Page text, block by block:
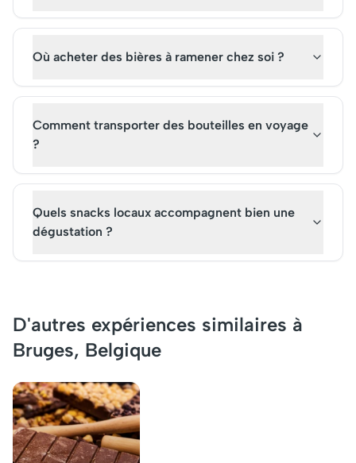
Où acheter des bières à ramener chez soi ?
Comment transporter des bouteilles en voyage
?
Quels snacks locaux accompagnent bien une
dégustation ?
D'autres expériences similaires à
Bruges, Belgique